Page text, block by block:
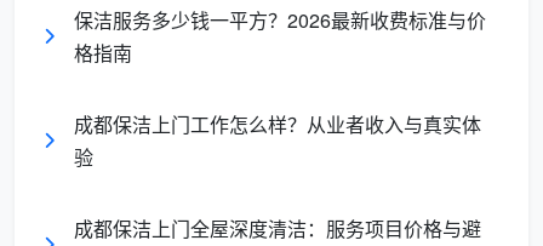
保洁服务多少钱一平方？2026最新收费标准与价
格指南
成都保洁上门工作怎么样？从业者收入与真实体
验
成都保洁上门全屋深度清洁：服务项目价格与避